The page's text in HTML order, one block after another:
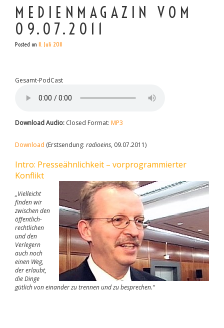
MEDIENMAGAZIN VOM
09.07.2011
Posted on 11. Juli 2011
Gesamt-PodCast
Download Audio: Closed Format: MP3
Download (Erstsendung: radioeins, 09.07.2011)
Intro: Presseähnlichkeit – vorprogrammierter
Konflikt
„Vielleicht
finden wir
zwischen den
öffentlich-
rechtlichen
und den
Verlegern
auch noch
einen Weg,
der erlaubt,
die Dinge
gütlich von einander zu trennen und zu besprechen.“